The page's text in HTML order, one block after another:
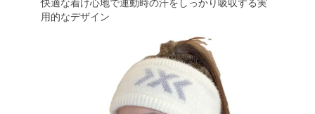
快適な着け心地で運動時の汗をしっかり吸収する実
用的なデザイン